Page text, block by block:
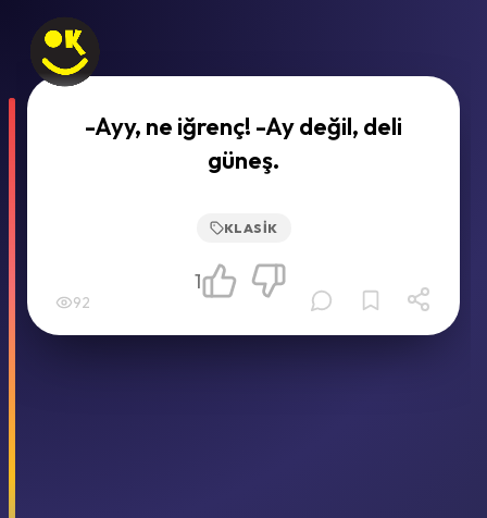
-Ayy, ne iğrenç! -Ay değil, deli
güneş.
KLASIK
92
1